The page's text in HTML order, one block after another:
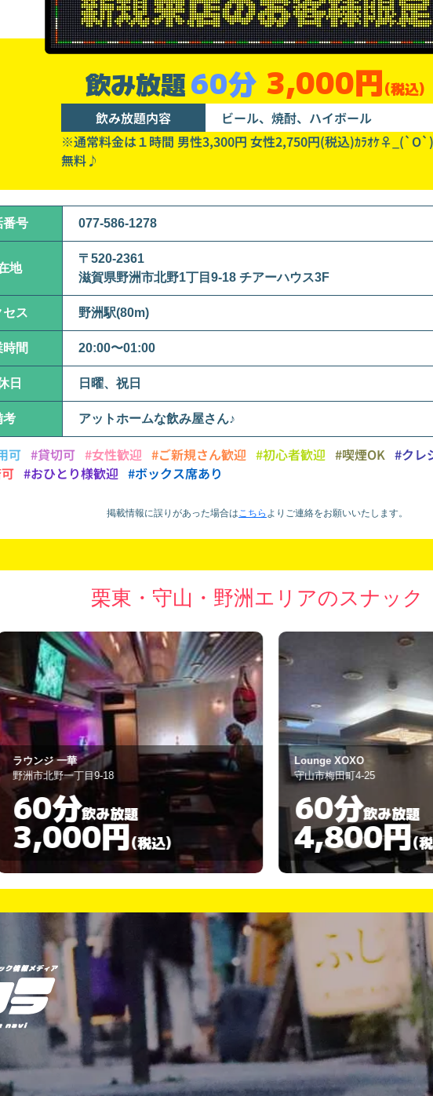
飲み放題60分 3,000円(税込)
飲み放題内容
ビール、焼酎、ハイボール
※通常料金は１時間 男性3,300円 女性2,750円(税込)ｶﾗｵｹ
無料♪
番号 077-586-1278
地
〒520-2361
滋賀県野洲市北野1丁目9-18 チアーハウス3F
セス 野洲駅(80m)
間 20:00〜01:00
日 日曜、祝日
考 アットホームな飲み屋さん♪
可 #貸切可 #女性歓迎 #ご新規さん歓迎 #初心者歓迎 #喫煙OK #クレ
#おひとり様歓迎 #ボックス席あり
掲載情報に誤りがあった場合はこちら より ご連絡をお願いいたします。
栗東・守山・野洲エリアのスナック
)
Lounge XOXO
守山市梅田町4-25
60分飲み放題
4,800円(税込)